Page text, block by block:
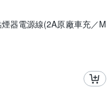
器電源線(2A原廠車充／M